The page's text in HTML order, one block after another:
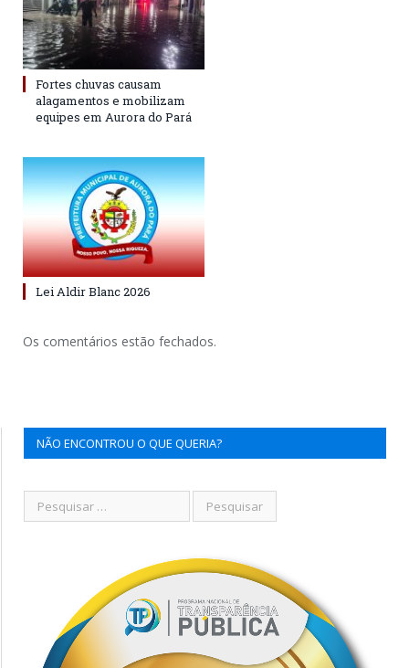
Fortes chuvas causam
alagamentos e mobilizam
equipes em Aurora do Pará
Lei Aldir Blanc 2026
Os comentários estão fechados.
NÃO ENCONTROU O QUE QUERIA?